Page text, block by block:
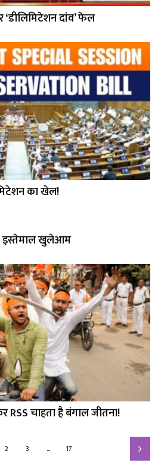
दांव’ फेल
का खेल!
इस्तेमाल खुलेआम
RSS चाहता है बंगाल जीतना!
2 3 … 17